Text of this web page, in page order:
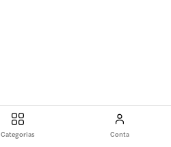
Categorias Conta